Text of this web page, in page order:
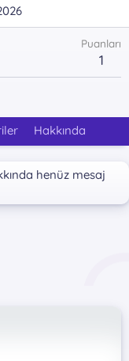
Puanları
1
Hakkında
henüz mesaj